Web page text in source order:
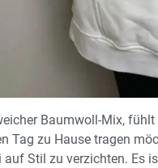
Baumwoll-Mix,
Tag zu Hause tragen
auf Stil zu verzichten. Es